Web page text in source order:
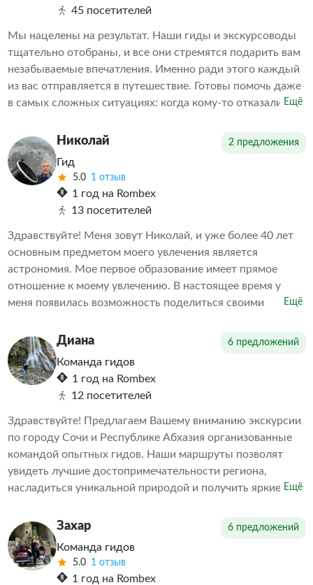
45 посетителей
Мы нацелены на результат. Наши гиды и экскурсоводы
тщательно отобраны, и все они стремятся подарить вам
незабываемые впечатления. Именно ради этого каждый
из вас отправляется в путешествие. Готовы помочь даже
в самых сложных ситуациях: когда кому-то отказали в
впечатления от проведенных экскурсий другими
организаторами. Делаем всё возможное, чтобы наши
клиенты остались довольны. А дальше выбор за вами
Ещё
Николай 2 предложения
Гид
5.0 1 отзыв
1 год на Rombex
13 посетителей
Здравствуйте! Меня зовут Николай, и уже более 40 лет
основным предметом моего увлечения является
астрономия. Мое первое образование имеет прямое
отношение к моему увлечению. В настоящее время у
меня появилась возможность поделиться своими
эта тема. Мне также интересна история, современность,
будущее Российской (Советской) и зарубежной
космонавтики, в том числе в части исследования
объектов Солнечной системы. С радостью расскажу
множество интересных фактов.
Ещё
Диана 6 предложений
Команда гидов
1 год на Rombex
12 посетителей
Здравствуйте! Предлагаем Вашему вниманию экскурсии
по городу Сочи и Республике Абхазия организованные
командой опытных гидов. Наши маршруты позволят
увидеть лучшие достопримечательности региона,
насладиться уникальной природой и получить яркие
насыщенную программу мероприятий. Выбираете нас –
выбираете качественные услуги и приятные
воспоминания о поездке.
Ещё
Захар 6 предложений
Команда гидов
5.0 1 отзыв
1 год на Rombex